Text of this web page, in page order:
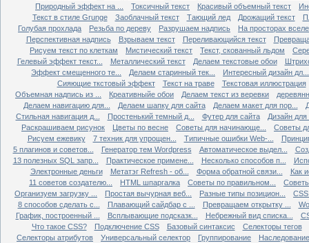
Природный эффект на ...
Токсичный текст Красивый объемный текст
Текст в стиле Grunge
Заоблачный текст Тающий лед Дрожащий текст
Голубая прохлада
Резьба по дереву Разрушаем надпись
На просторах
Перспективная надпись
Взрываем текст Переливающийся текст
Рисуем текст по клеткам
Мистический текст Текст, скованный льдом
Гелевый эффект текст...
Металлический текст Делаем текстовые обои
Эффект смещенного те...
Делаем старинный тек...
Интересный дизайн дл...
Сияющие ткстовый эффект
Текст на траве
Текстовая иллюстрация
Объемная надпись из ...
Креативныйе обои Делаем текст из веревки
Делаем навигацию для...
Делаем шапку для сайта Делаем макет для пор...
Стильная навигация д...
Простенький темный д... Футер для сайта
Дизайн для
Раскрашиваем рисунок
Цветы по весне Советы для начинающе...
Советы
Рисуем ежевику
7 техник для упрощен... Типичные ошибки Web-...
5 плагинов и советов...
Генератор тем Wordpress Автоматическое выдел...
13 полезных SQL запр...
Практическое примене... Несколько способов п...
Электронные деньги
Метатэг Refresh - об... Форма обратной связи...
Как
11 советов создателю...
HTML шпаргалка Советы по правильном...
Организуем загрузку ...
Простая вычурная веб... Разные типы позицион...
8 способов сделать с...
Плавающий сайдбар с ... Превращаем открытку ...
График, построенный ...
Всплывающие подсказк... Небрежный вид списка...
Что такое CSS?
Подключение CSS Базовый синтаксис
Селекторы тегов
Селекторы атрибутов
Универсальный селектор Группирование
Наследование